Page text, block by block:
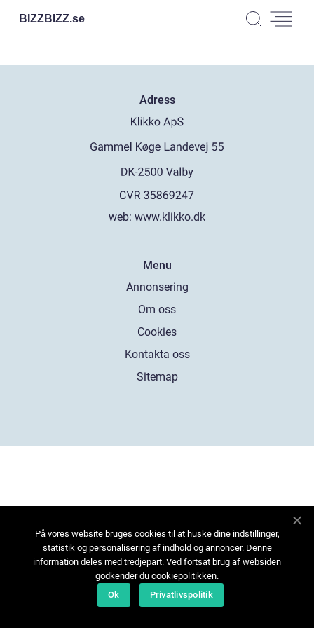
BIZZBIZZ.se
Adress
web: www.klikko.dk
Menu
Annonsering
Om oss
Cookies
Kontakta oss
Sitemap
På vores website bruges cookies til at huske dine indstillinger,
statistik og personalisering af indhold og annoncer. Denne
information deles med tredjepart. Ved fortsat brug af websiden
godkender du cookiepolitikken.
Ok
Privatlivspolitik